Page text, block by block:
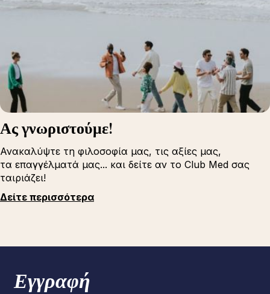
Ας γνωριστούμε!
Ανακαλύψτε τη φιλοσοφία μας, τις αξίες μας,
τα επαγγέλματά μας... και δείτε αν το Club Med σας
ταιριάζει!
Δείτε περισσότερα
Εγγραφή